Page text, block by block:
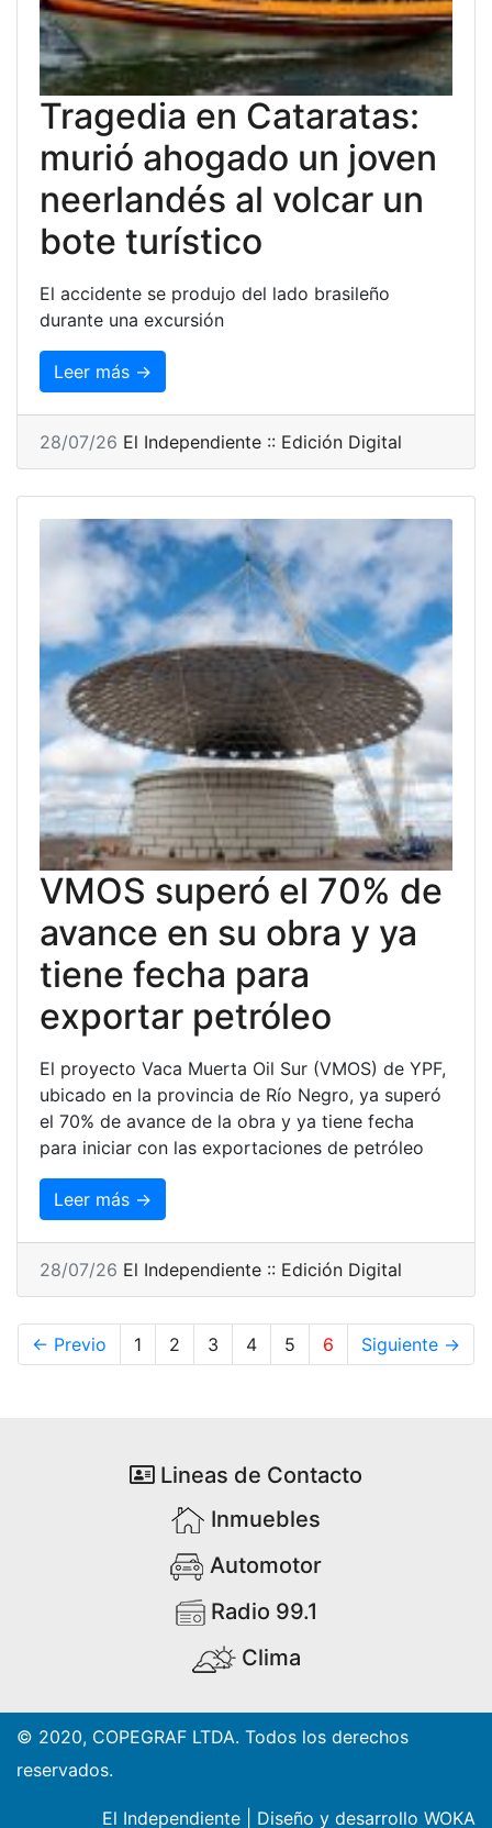
Tragedia en Cataratas:
murió ahogado un joven
neerlandés al volcar un
bote turístico
El accidente se produjo del lado brasileño
durante una excursión
Leer más →
28/07/26 El Independiente :: Edición Digital
VMOS superó el 70% de
avance en su obra y ya
tiene fecha para
exportar petróleo
El proyecto Vaca Muerta Oil Sur (VMOS) de YPF,
ubicado en la provincia de Río Negro, ya superó
el 70% de avance de la obra y ya tiene fecha
para iniciar con las exportaciones de petróleo
Leer más →
28/07/26 El Independiente :: Edición Digital
← Previo 1 2 3 4 5 6 Siguiente →
Lineas de Contacto
Inmuebles
Automotor
Radio 99.1
Clima
© 2020, COPEGRAF LTDA. Todos los derechos
reservados.
El Independiente Diseño y desarrollo WOKA